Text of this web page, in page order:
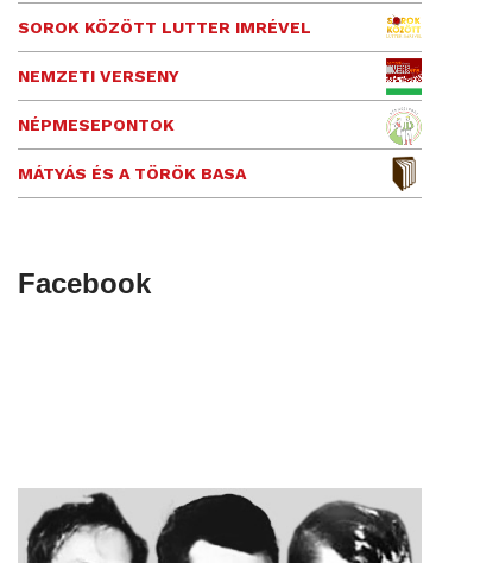
SOROK KÖZÖTT LUTTER IMRÉVEL
NEMZETI VERSENY
NÉPMESEPONTOK
MÁTYÁS ÉS A TÖRÖK BASA
Facebook